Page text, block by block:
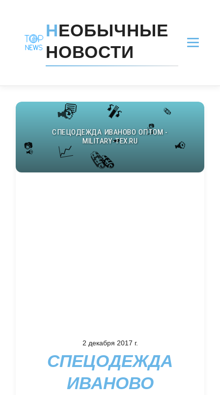
НЕОБЫЧНЫЕ
НОВОСТИ
2 декабря 2017 г.
СПЕЦОДЕЖДА
ИВАНОВО